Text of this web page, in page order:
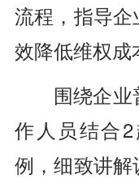
流程，指导
效降低维权成
围绕企
作人员结合
例，细致讲